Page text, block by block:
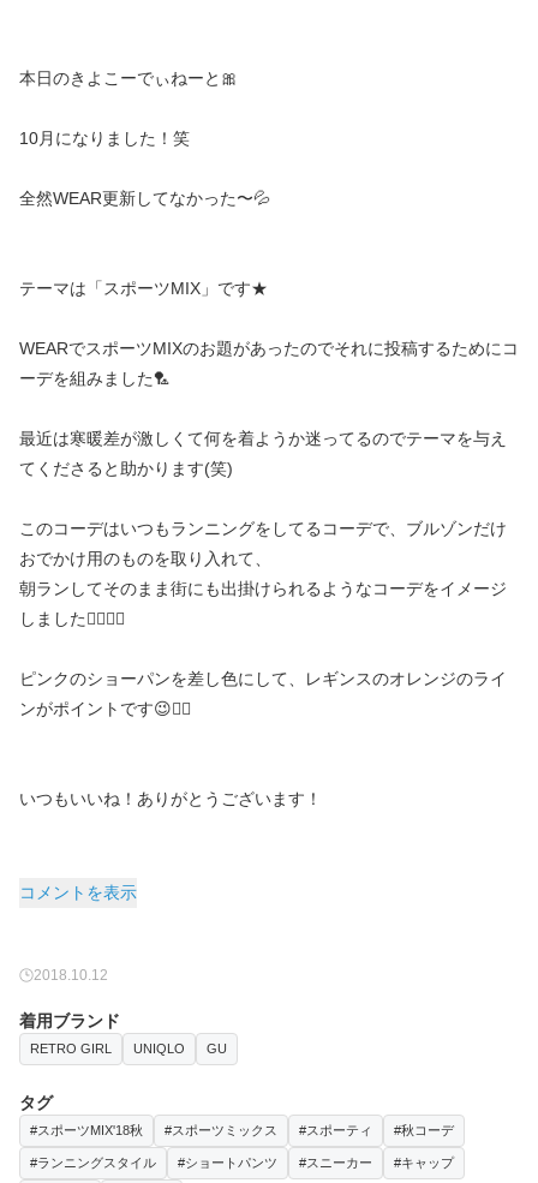
本日のきよこーでぃねーと🎀
10月になりました！笑
全然WEAR更新してなかった〜💦
テーマは「スポーツMIX」です★
WEARでスポーツMIXのお題があったのでそれに投稿するためにコ
ーデを組みました🏸
最近は寒暖差が激しくて何を着ようか迷ってるのでテーマを与え
てくださると助かります(笑)
このコーデはいつもランニングをしてるコーデで、ブルゾンだけ
おでかけ用のものを取り入れて、
朝ランしてそのまま街にも出掛けられるようなコーデをイメージ
しました🏃🏻‍♂️✨
ピンクのショーパンを差し色にして、レギンスのオレンジのライ
ンがポイントです😉👍🏻
いつもいいね！ありがとうございます！
コメントを表示
2018.10.12
着用ブランド
RETRO GIRL UNIQLO GU
タグ
#スポーツMIX'18秋 #スポーツミックス #スポーティ #秋コーデ
#ランニングスタイル #ショートパンツ #スニーカー #キャップ